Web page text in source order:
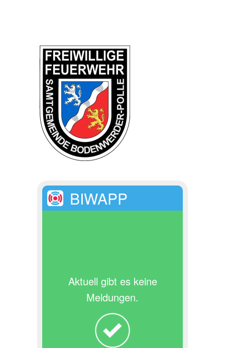
BIWAPP
Aktuell gibt es keine
Meldungen.